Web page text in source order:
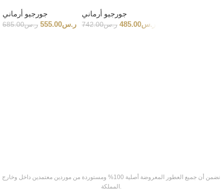
جورجيو أرماني
ر.س685.00 ر.س555.00
جورجيو أرماني
ر.س742.00 ر.س485.00
نضمن أن جميع العطور المعروضة أصلية 100% ومستوردة من موردين معتمدين داخل وخارج
المملكة.